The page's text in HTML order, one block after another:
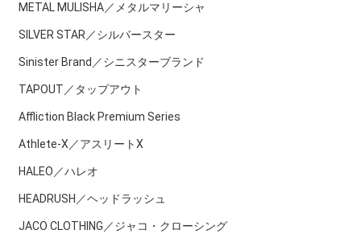
METAL MULISHA／メタルマリーシャ
SILVER STAR／シルバースター
Sinister Brand／シニスターブランド
TAPOUT／タップアウト
Affliction Black Premium Series
Athlete-X／アスリートX
HALEO／ハレオ
HEADRUSH／ヘッドラッシュ
JACO CLOTHING／ジャコ・クローシング